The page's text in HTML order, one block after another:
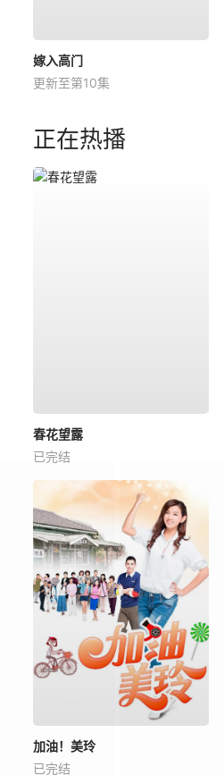
嫁入高门
更新至第10集
正在热播
春花望露
已完结
加油！美玲
已完结